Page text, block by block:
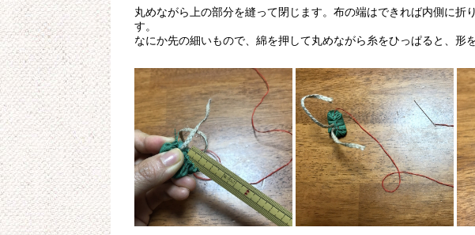
丸めながら上の部分を縫って閉じます。布の端はできれば内側に折
す。
なにか先の細いもので、綿を押して丸めながら糸をひっぱると、形